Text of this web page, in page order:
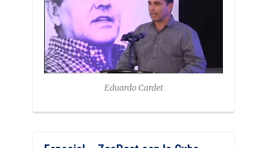
Eduardo Cardet